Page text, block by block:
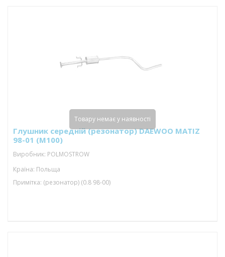
Глушник середній (резонатор) DAEWOO MATIZ
98-01 (M100)
Виробник: POLMOSTROW
Країна: Польща
Примітка: (резонатор) (0.8 98-00)
Товару немає у наявності